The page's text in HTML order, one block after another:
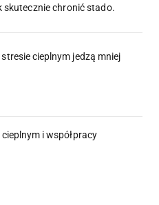
skutecznie chronić stado.
cieplnym jedzą mniej
i współpracy